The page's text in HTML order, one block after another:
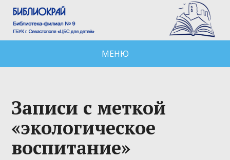
МЕНЮ
Записи с меткой
«экологическое
воспитание»